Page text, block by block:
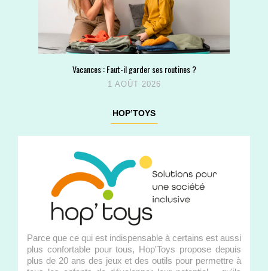
Vacances : Faut-il garder ses routines ?
1 AOÛT 2026
HOP’TOYS
Parce que ce qui est indispensable à certains est aussi
plus confortable pour tous, Hop'Toys propose depuis
plus de 20 ans des jeux et des outils pour permettre à